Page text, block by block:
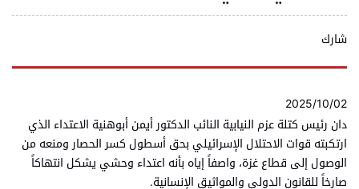
شارك
2025/10/02
دان رئيس كتلة عزم النيابية النائب الدكتور أيمن أبوهنية الاعتداء الذي
ارتكبته قوات الاحتلال الإسرائيلي بحق أسطول كسر الحصار ومنعه من
الوصول إلى قطاع غزة، واصفاً إياه بأنه اعتداء وحشي يشكل انتهاكاً
صارخاً للقانون الدولي والمواثيق الإنسانية.